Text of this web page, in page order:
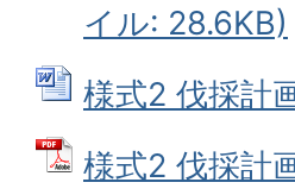
イル: 28.6KB)
様式2 伐採計
様式2 伐採計